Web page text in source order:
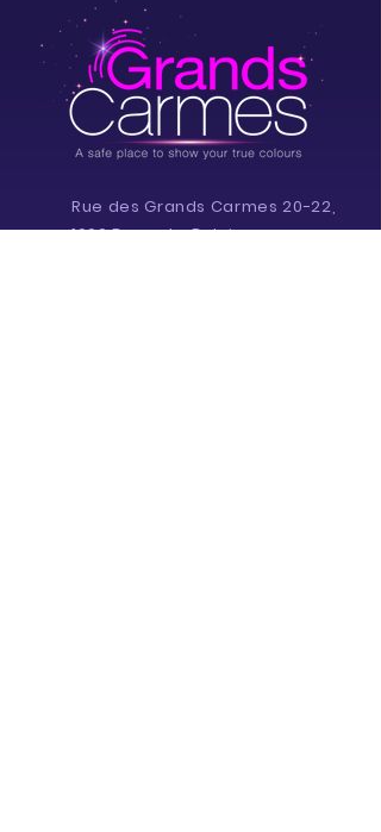
Rue des Grands Carmes 20-22,
1000 Brussels, Belgium